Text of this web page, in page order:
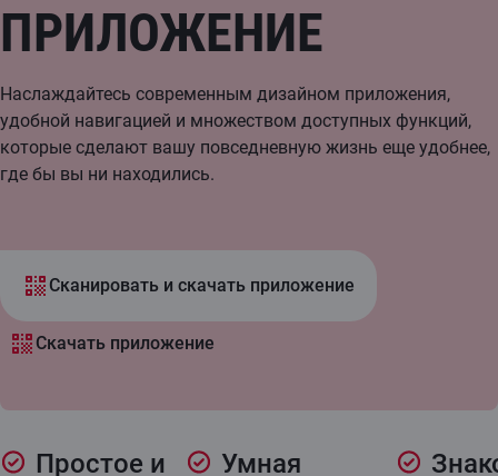
ПРИЛОЖЕНИЕ
Наслаждайтесь современным дизайном приложения,
удобной навигацией и множеством доступных функций,
которые сделают вашу повседневную жизнь еще удобнее,
где бы вы ни находились.
Сканировать и скачать приложение
Скачать приложение
Простое и
Умная